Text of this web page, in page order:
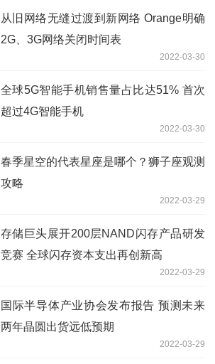
从旧网络无缝过渡到新网络 Orange明确
2G、3G网络关闭时间表
2022-03-30
全球5G智能手机销售量占比达51% 首次
超过4G智能手机
2022-03-30
春季星空的代表星座是哪个？狮子座观测
攻略
2022-03-29
存储巨头展开200层NAND闪存产品研发
竞赛 全球闪存资本支出再创新高
2022-03-29
国际半导体产业协会发布报告 预测未来
两年晶圆出货远低预期
2022-03-29